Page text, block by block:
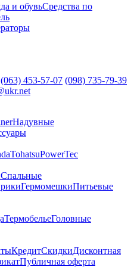
и обувьСредства по
(063) 453-57-07 (098) 735-79-39
Надувные
TohatsuPowerTec
Спальные
ГермомешкиПитьевые
ТермобельеГоловные
КредитСкидкиДисконтная
Публичная оферта